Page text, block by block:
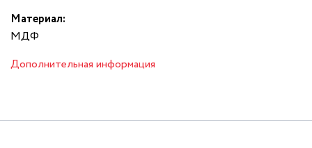
Материал:
МДФ
Дополнительная информация